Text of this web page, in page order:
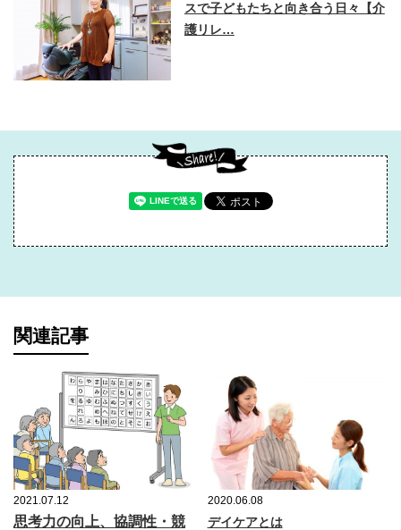
スで子どもたちと向き合う日々【介
護リレ…
関連記事
2021.07.12
思考力の向上、協調性・競
2020.06.08
デイケアとは